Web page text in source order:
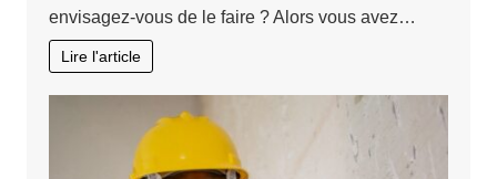
envisagez-vous de le faire ? Alors vous avez…
Lire l'article